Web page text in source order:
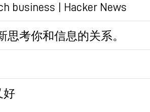
题（New Topic）的按钮，未来
美。
，将不亚于2007年苹果初代
自己的结果是正确的，甚至置
如果用户能够进一步解释问题
于新的理解寻找答案。--- 这点
share/HXXG2M
费搜索的商业模式能不能行的
in your SEO Activities
Ecommerce
上的投入太小了。
business | Hacker News
预警」的报道，Google有资源
个问题：
这对Google这样的大公司来
是冲突的。对于上市的大公司
考你和信息的关系。
好